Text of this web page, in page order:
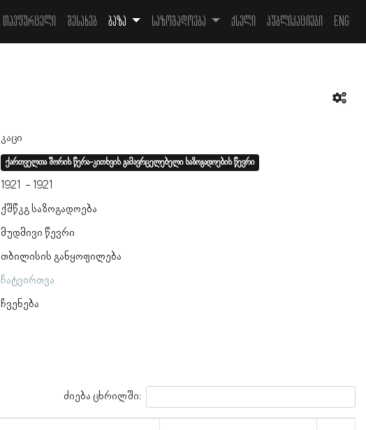
თავფურცელი შესახებ ბაზა საზოგადოება ქსელი პუბლიკაციები Eng
კაცი
ქართველთა შორის წერა-კითხვის გამავრცელებელი საზოგადოების წევრი
1921
1921
ქშწკგ საზოგადოება
მუდმივი წევრი
თბილისის განყოფილება
ჩატვირთვა
ჩვენება
ძიება ცხრილში: